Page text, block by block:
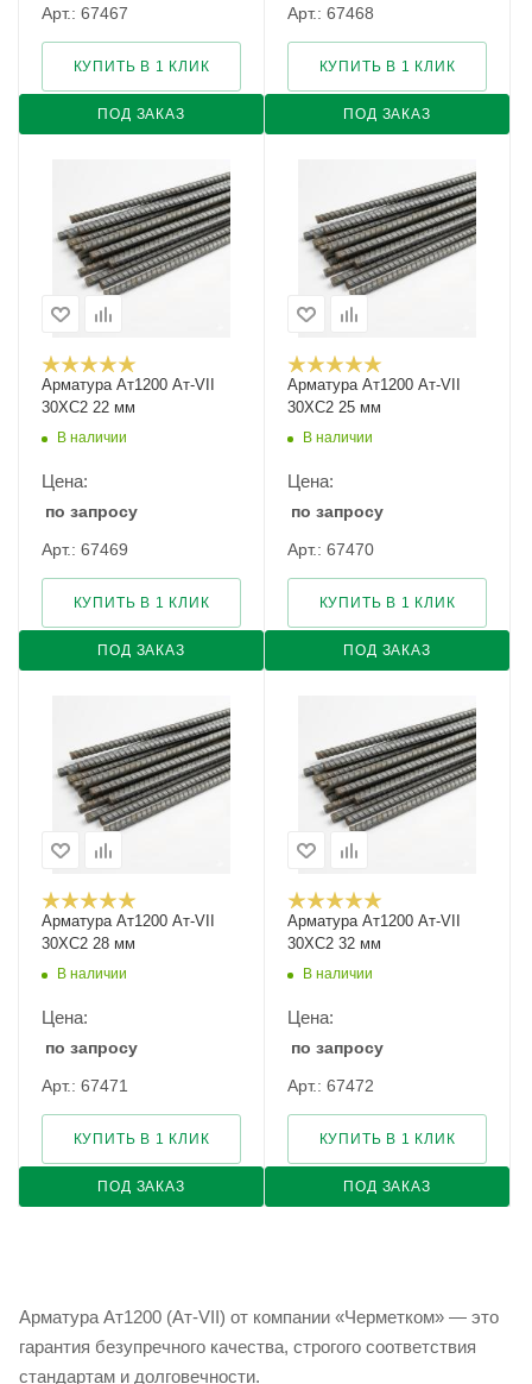
Арт.: 67467
ПОД ЗАКАЗ
КУПИТЬ В 1 КЛИК
Арт.: 67468
ПОД ЗАКАЗ
КУПИТЬ В 1 КЛИК
Арматура Ат1200 Ат-VII
30ХС2 22 мм
В наличии
Цена:
по запросу
Арт.: 67469
ПОД ЗАКАЗ
КУПИТЬ В 1 КЛИК
Арматура Ат1200 Ат-VII
30ХС2 25 мм
В наличии
Цена:
по запросу
Арт.: 67470
ПОД ЗАКАЗ
КУПИТЬ В 1 КЛИК
Арматура Ат1200 Ат-VII
30ХС2 28 мм
В наличии
Цена:
по запросу
Арт.: 67471
ПОД ЗАКАЗ
КУПИТЬ В 1 КЛИК
Арматура Ат1200 Ат-VII
30ХС2 32 мм
В наличии
Цена:
по запросу
Арт.: 67472
ПОД ЗАКАЗ
КУПИТЬ В 1 КЛИК
Арматура Ат1200 (Ат-VII) от компании «Черметком» — это
гарантия безупречного качества, строгого соответствия
стандартам и долговечности.